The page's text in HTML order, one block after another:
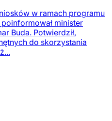
w ramach programu
minister
Buda. Potwierdził,
do skorzystania